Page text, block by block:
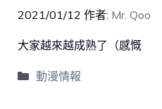
2021/01/12 作者: Mr. Qoo
大家越來越成熟了（感慨
動漫情報